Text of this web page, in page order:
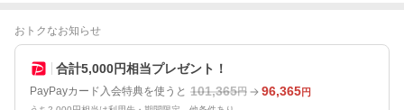
おトクなお知らせ
合計5,000円相当プレゼント！
PayPayカード入会特典を使うと 101,365円 96,365円